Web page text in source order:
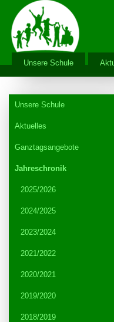
Unsere Schule
Unsere Schule
Aktuelles
Ganztagsangebote
Jahreschronik
2025/2026
2024/2025
2023/2024
2021/2022
2020/2021
2019/2020
2018/2019